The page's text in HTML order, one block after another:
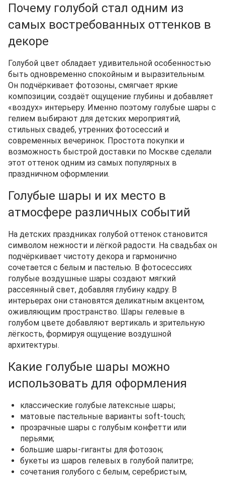
Почему голубой стал одним из
самых востребованных оттенков в
декоре
Голубой цвет обладает удивительной особенностью
быть одновременно спокойным и выразительным.
Он подчёркивает фотозоны, смягчает яркие
композиции, создаёт ощущение глубины и добавляет
«воздух» интерьеру. Именно поэтому голубые шары с
гелием выбирают для детских мероприятий,
стильных свадеб, утренних фотосессий и
современных вечеринок. Простота покупки и
возможность быстрой доставки по Москве сделали
этот оттенок одним из самых популярных в
праздничном оформлении.
Голубые шары и их место в
атмосфере различных событий
На детских праздниках голубой оттенок становится
символом нежности и лёгкой радости. На свадьбах он
подчёркивает чистоту декора и гармонично
сочетается с белым и пастелью. В фотосессиях
голубые воздушные шары создают мягкий
рассеянный свет, добавляя глубину кадру. В
интерьерах они становятся деликатным акцентом,
оживляющим пространство. Шары гелевые в
голубом цвете добавляют вертикаль и зрительную
лёгкость, формируя ощущение воздушной
архитектуры.
Какие голубые шары можно
использовать для оформления
классические голубые латексные шары;
матовые пастельные варианты soft-touch;
прозрачные шары с голубым конфетти или
перьями;
большие шары-гиганты для фотозон;
букеты из шаров гелевых в голубой палитре;
сочетания голубого с белым, серебристым,